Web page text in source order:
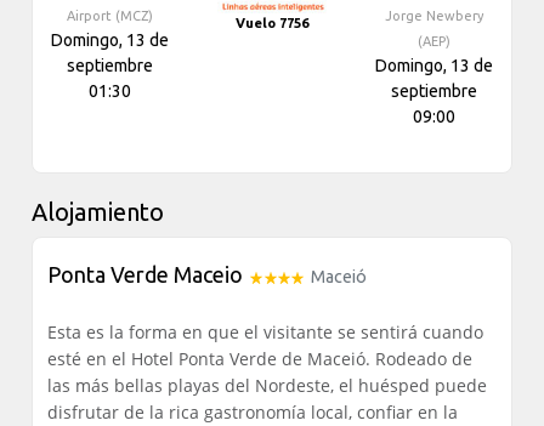
Airport (MCZ)
Domingo, 13 de
septiembre
01:30
Vuelo 7756
Jorge Newbery
(AEP)
Domingo, 13 de
septiembre
09:00
Alojamiento
Ponta Verde Maceio Maceió
Esta es la forma en que el visitante se sentirá cuando
esté en el Hotel Ponta Verde de Maceió. Rodeado de
las más bellas playas del Nordeste, el huésped puede
disfrutar de la rica gastronomía local, confiar en la